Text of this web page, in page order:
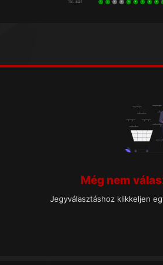
18. sor 1 2 3 4 5 6 7 8 9
Még nem
Jegyválasztáshoz klikkeljen